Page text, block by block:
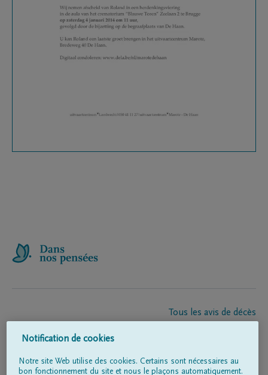
Tous les avis de décès
Entrepreneur de pompes funèbres
Notification de cookies
Notre site Web utilise des cookies. Certains sont nécessaires au
bon fonctionnement du site et nous le plaçons automatiquement.